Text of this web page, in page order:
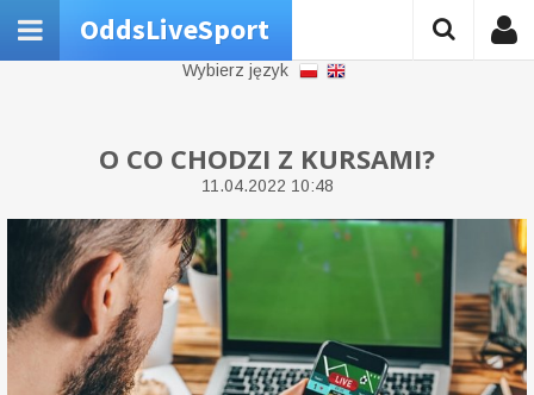
OddsLiveSport
Wybierz język
O CO CHODZI Z KURSAMI?
11.04.2022 10:48